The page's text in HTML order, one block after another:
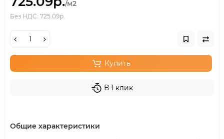
/м2
Без НДС: 725.09р.
Купить
В 1 клик
Общие характеристики